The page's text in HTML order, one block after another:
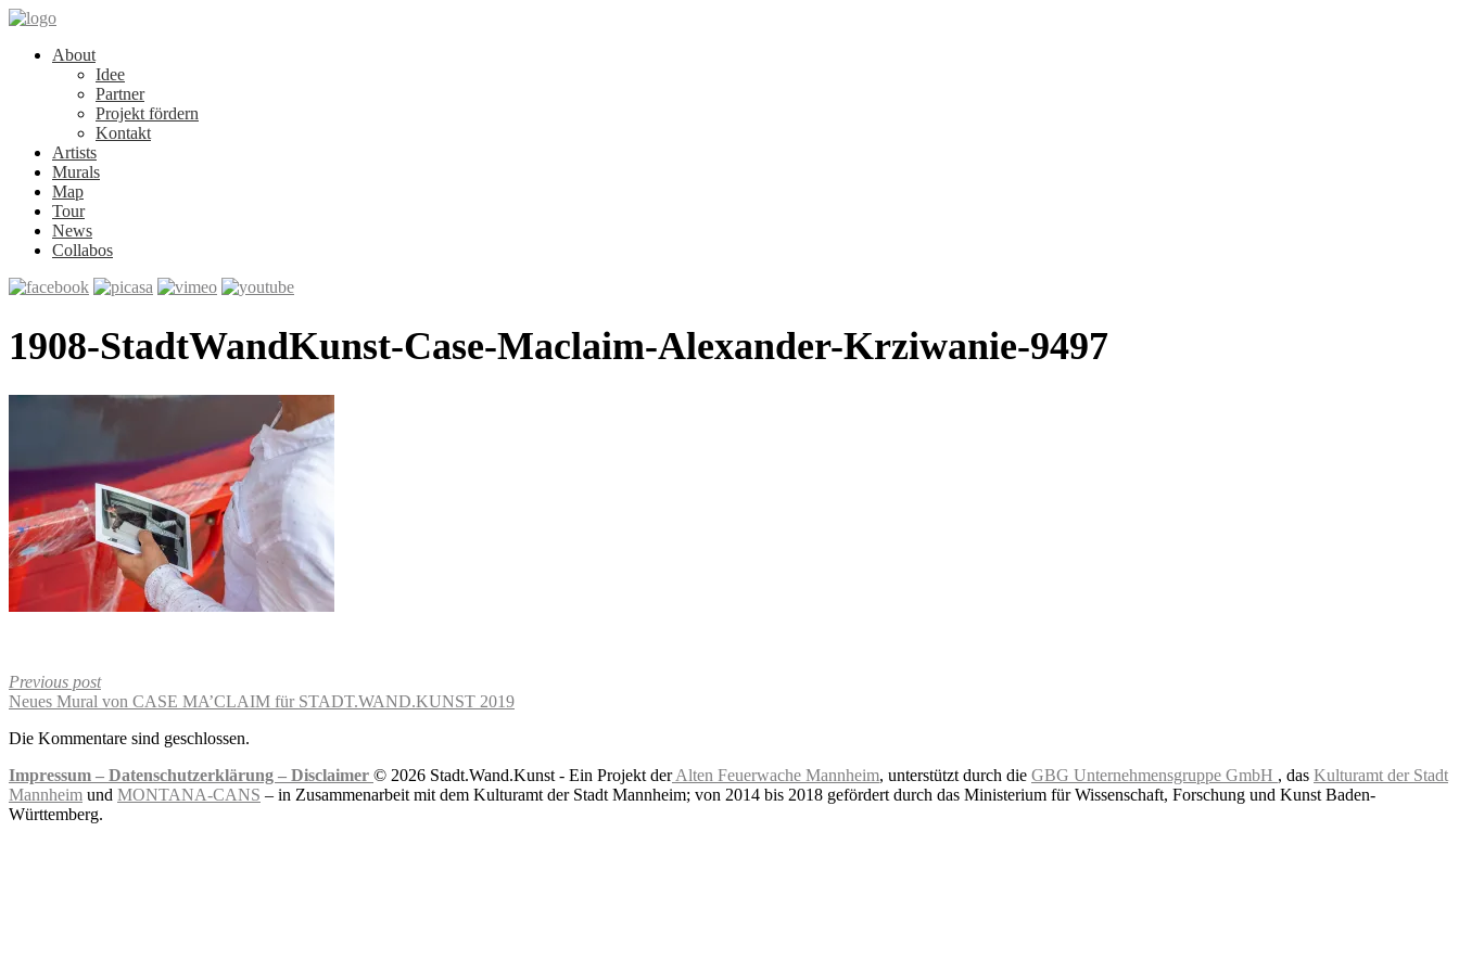
About
Idee
Partner
Projekt fördern
Kontakt
Artists
Murals
Map
Tour
News
Collabos
1908-StadtWandKunst-Case-Maclaim-Alexander-Krziwanie-9497
Previous post
Neues Mural von CASE MA’CLAIM für STADT.WAND.KUNST 2019
Die Kommentare sind geschlossen.
Impressum – Datenschutzerklärung – Disclaimer © 2026 Stadt.Wand.Kunst - Ein Projekt derAlten Feuerwache Mannheim, unterstützt durch die GBG Unternehmensgruppe GmbH , das Kulturamt der Stadt
Mannheim und MONTANA-CANS – in Zusammenarbeit mit dem Kulturamt der Stadt Mannheim; von 2014 bis 2018 gefördert durch das Ministerium für Wissenschaft, Forschung und Kunst Baden-
Württemberg.